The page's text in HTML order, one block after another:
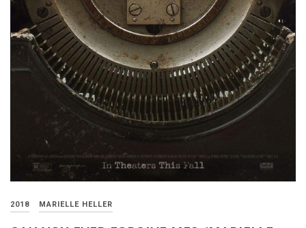
2018 MARIELLE HELLER